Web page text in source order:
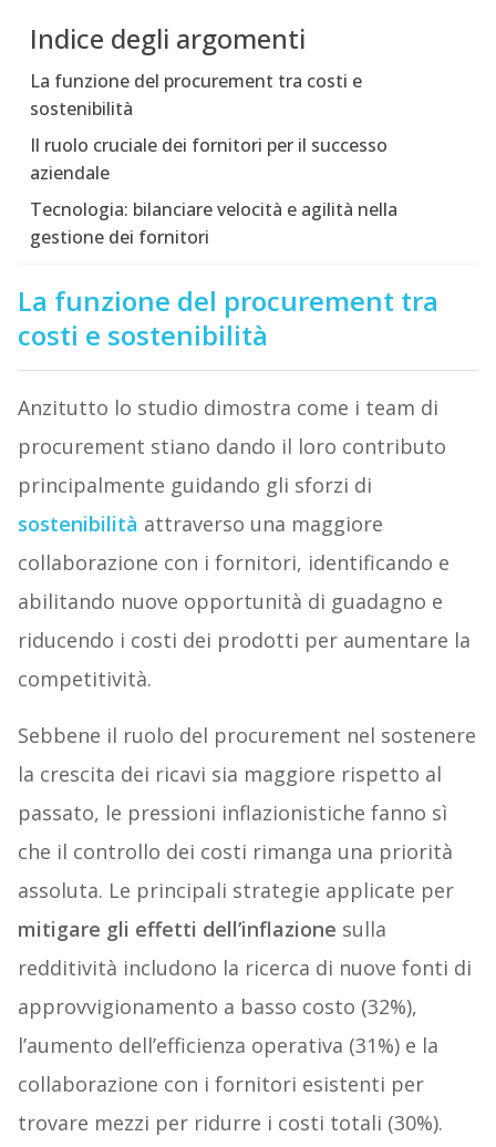
Indice degli argomenti
La funzione del procurement tra costi e
sostenibilità
Il ruolo cruciale dei fornitori per il successo
aziendale
Tecnologia: bilanciare velocità e agilità nella
gestione dei fornitori
La funzione del procurement tra
costi e sostenibilità
Anzitutto lo studio dimostra come i team di
procurement stiano dando il loro contributo
principalmente guidando gli sforzi di
sostenibilità attraverso una maggiore
collaborazione con i fornitori, identificando e
abilitando nuove opportunità di guadagno e
riducendo i costi dei prodotti per aumentare la
competitività.
Sebbene il ruolo del procurement nel sostenere
la crescita dei ricavi sia maggiore rispetto al
passato, le pressioni inflazionistiche fanno sì
che il controllo dei costi rimanga una priorità
assoluta. Le principali strategie applicate per
mitigare gli effetti dell’inflazione sulla
redditività includono la ricerca di nuove fonti di
approvvigionamento a basso costo (32%),
l’aumento dell’efficienza operativa (31%) e la
collaborazione con i fornitori esistenti per
trovare mezzi per ridurre i costi totali (30%).